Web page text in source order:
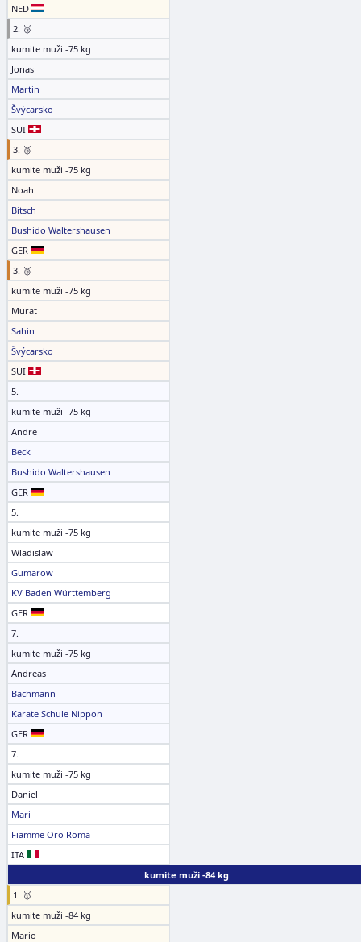
NED
2. 🥈
kumite muži -75 kg
Jonas
Martin
Švýcarsko
SUI
3. 🥉
kumite muži -75 kg
Noah
Bitsch
Bushido Waltershausen
GER
3. 🥉
kumite muži -75 kg
Murat
Sahin
Švýcarsko
SUI
5.
kumite muži -75 kg
Andre
Beck
Bushido Waltershausen
GER
5.
kumite muži -75 kg
Wladislaw
Gumarow
KV Baden Württemberg
GER
7.
kumite muži -75 kg
Andreas
Bachmann
Karate Schule Nippon
GER
7.
kumite muži -75 kg
Daniel
Mari
Fiamme Oro Roma
ITA
kumite muži -84 kg
1. 🥇
kumite muži -84 kg
Mario